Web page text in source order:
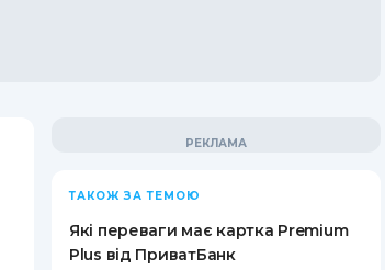
ТАКОЖ ЗА ТЕМОЮ
Які переваги має картка Premium
Plus від ПриватБанк